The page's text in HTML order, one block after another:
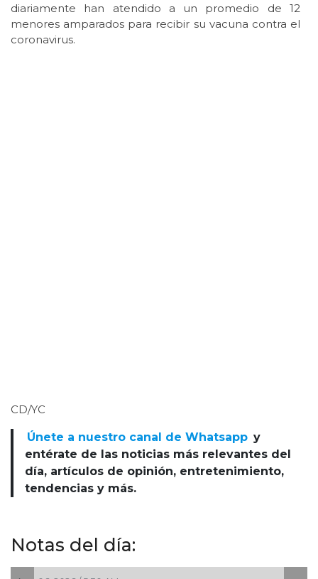
diariamente han atendido a un promedio de 12
menores amparados para recibir su vacuna contra el
coronavirus.
CD/YC
Únete a nuestro canal de Whatsapp y
entérate de las noticias más relevantes del
día, artículos de opinión, entretenimiento,
tendencias y más.
Notas del día: